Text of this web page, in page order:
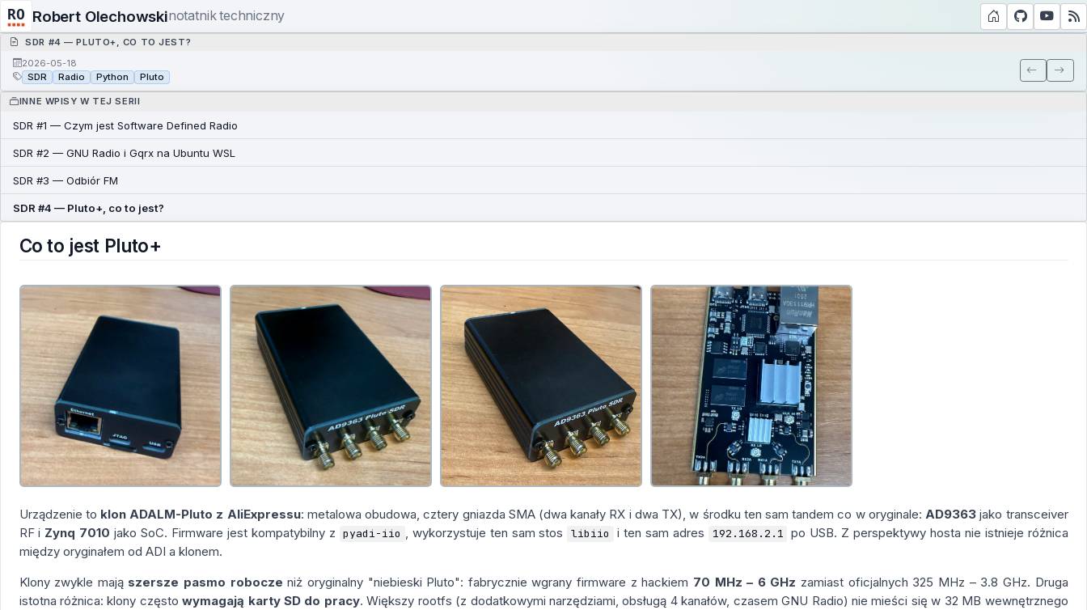
Robert Olechowskinotatnik techniczny
SDR #4 — PLUTO+, CO TO JEST?
2026-05-18
SDR
Radio Python Pluto
INNE WPISY W TEJ SERII
SDR #1 — Czym jest Software Defined Radio
SDR #2 — GNU Radio i Gqrx na Ubuntu WSL
SDR #3 — Odbiór FM
SDR #4 — Pluto+, co to jest?
Co to jest Pluto+
Urządzenie to klon ADALM-Pluto z AliExpressu: metalowa obudowa, cztery gniazda SMA (dwa kanały RX i dwa TX), w środku ten sam tandem co w oryginale:AD9363 jako transceiver
RF i Zynq 7010 jako SoC. Firmware jest kompatybilny z pyadi-iio , wykorzystuje ten sam stos libiio i ten sam adres 192.168.2.1 po USB. Z perspektywy hosta nie istnieje różnica
między oryginałem od ADI a klonem.
Klony zwykle mają szersze pasmo robocze niż oryginalny "niebieski Pluto": fabrycznie wgrany firmware z hackiem 70 MHz – 6 GHz zamiast oficjalnych 325 MHz – 3.8 GHz. Druga
istotna różnica: klony częstowymagają karty SD do pracy. Większy rootfs (z dodatkowymi narzędziami, obsługą 4 kanałów, czasem GNU Radio) nie mieści się w 32 MB wewnętrznego